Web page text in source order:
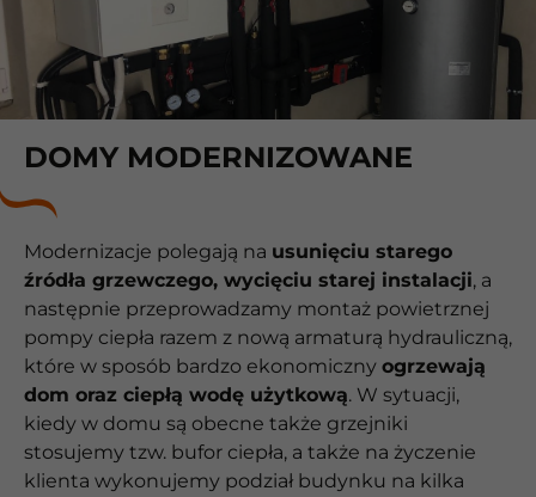
DOMY MODERNIZOWANE
Modernizacje polegają na usunięciu starego
źródła grzewczego, wycięciu starej instalacji, a
następnie przeprowadzamy montaż powietrznej
pompy ciepła razem z nową armaturą hydrauliczną,
które w sposób bardzo ekonomiczny ogrzewają
dom oraz ciepłą wodę użytkową. W sytuacji,
kiedy w domu są obecne także grzejniki
stosujemy tzw. bufor ciepła, a także na życzenie
klienta wykonujemy podział budynku na kilka